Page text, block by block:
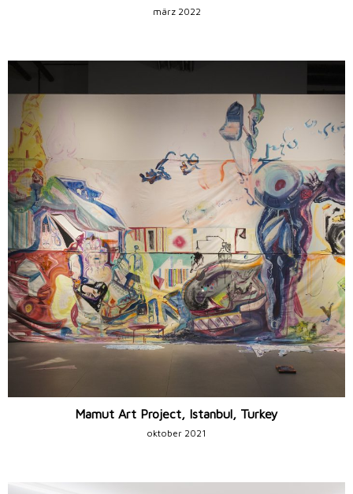
märz 2022
Mamut Art Project, Istanbul, Turkey
oktober 2021